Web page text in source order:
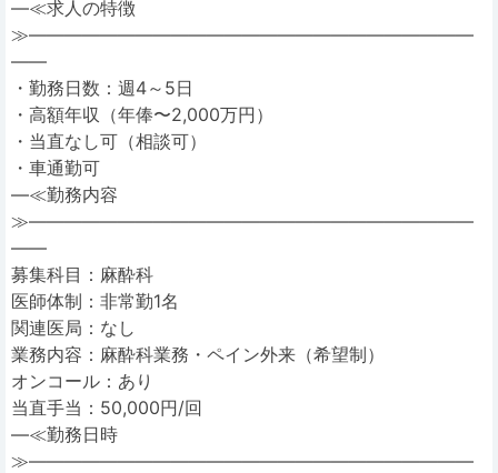
―≪求人の特徴
≫―――――――――――――――――――――――――
――
・勤務日数：週4～5日
・高額年収（年俸〜2,000万円）
・当直なし可（相談可）
・車通勤可
―≪勤務内容
≫―――――――――――――――――――――――――
――
募集科目：麻酔科
医師体制：非常勤1名
関連医局：なし
業務内容：麻酔科業務・ペイン外来（希望制）
オンコール：あり
当直手当：50,000円/回
―≪勤務日時
≫―――――――――――――――――――――――――